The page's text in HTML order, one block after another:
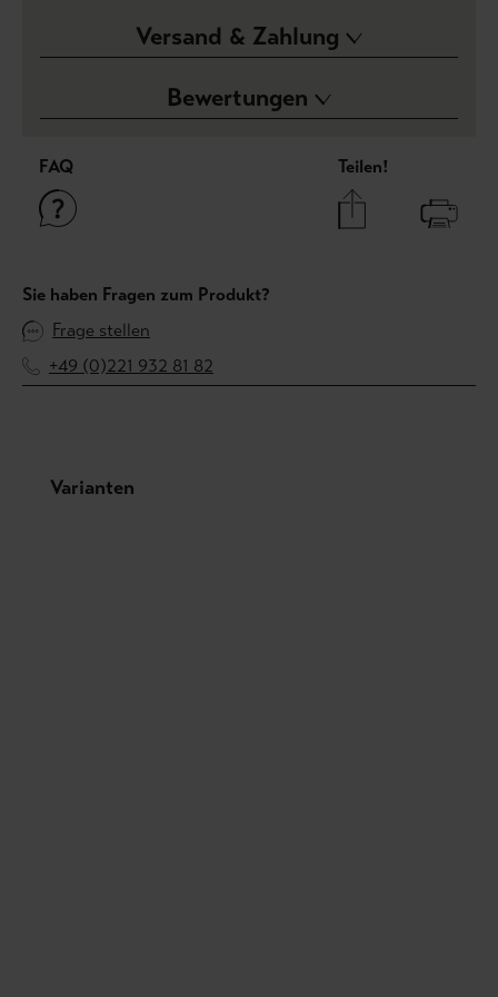
Versand & Zahlung
Bewertungen
FAQ Teilen!
Sie haben Fragen zum Produkt?
Frage stellen
+49 (0)221 932 81 82
Produktgalerie überspringen
Varianten